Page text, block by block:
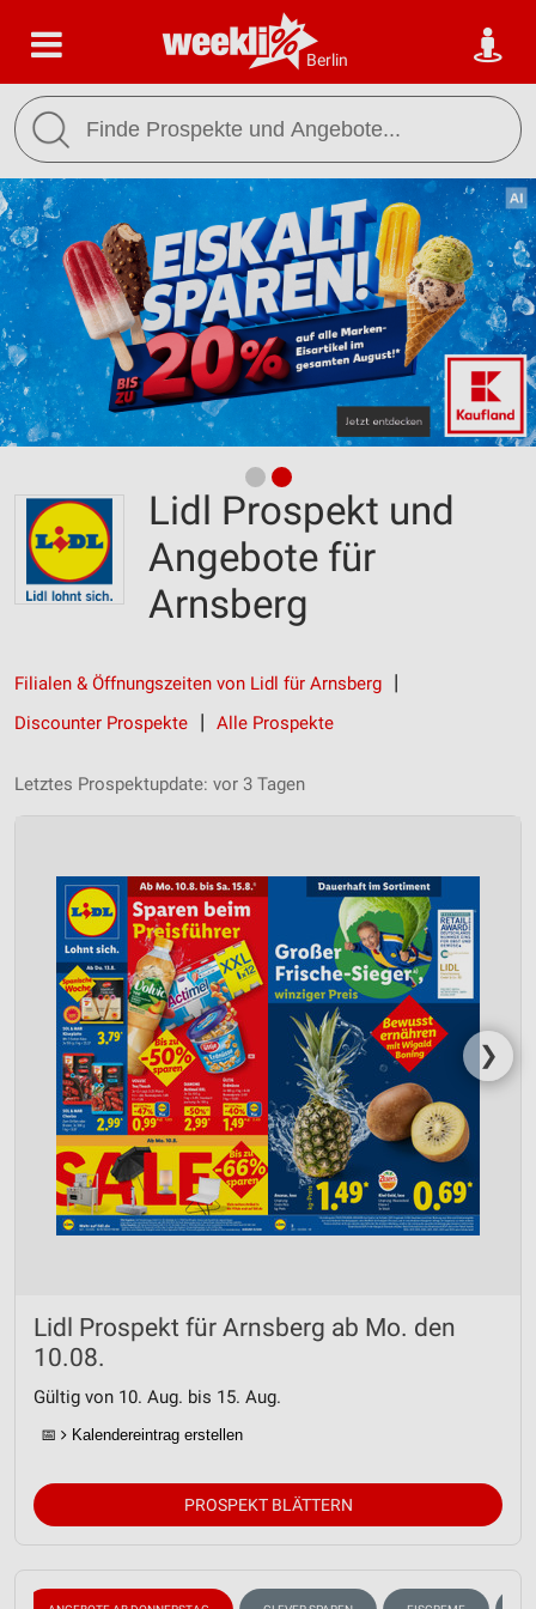
Berlin
Lidl Prospekt und
Angebote für
Arnsberg
Filialen & Öffnungszeiten von Lidl für Arnsberg
Discounter Prospekte
Alle Prospekte
Letztes Prospektupdate: vor 3 Tagen
❯
Lidl Prospekt für Arnsberg ab Mo. den
10.08.
Gültig von 10. Aug. bis 15. Aug.
📅 Kalendereintrag erstellen
PROSPEKT BLÄTTERN